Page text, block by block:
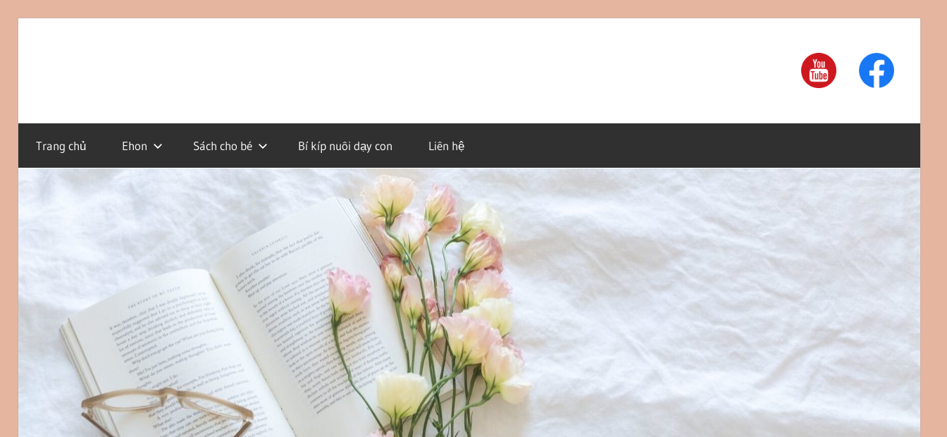
Blog
Trang chủ Ehon Sách cho bé Bí kíp nuôi dạy con Liên hệ